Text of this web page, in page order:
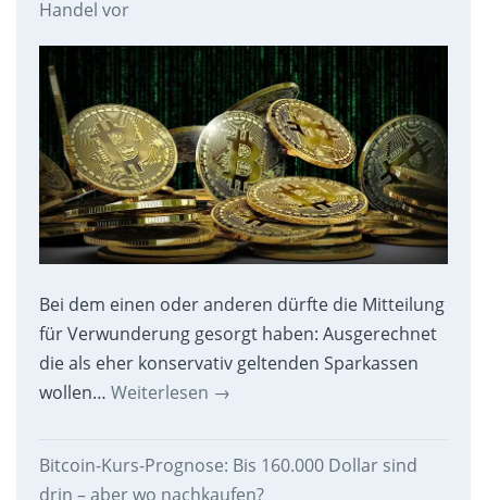
Handel vor
Bei dem einen oder anderen dürfte die Mitteilung
für Verwunderung gesorgt haben: Ausgerechnet
die als eher konservativ geltenden Sparkassen
wollen… Weiterlesen →
Bitcoin-Kurs-Prognose: Bis 160.000 Dollar sind
drin – aber wo nachkaufen?